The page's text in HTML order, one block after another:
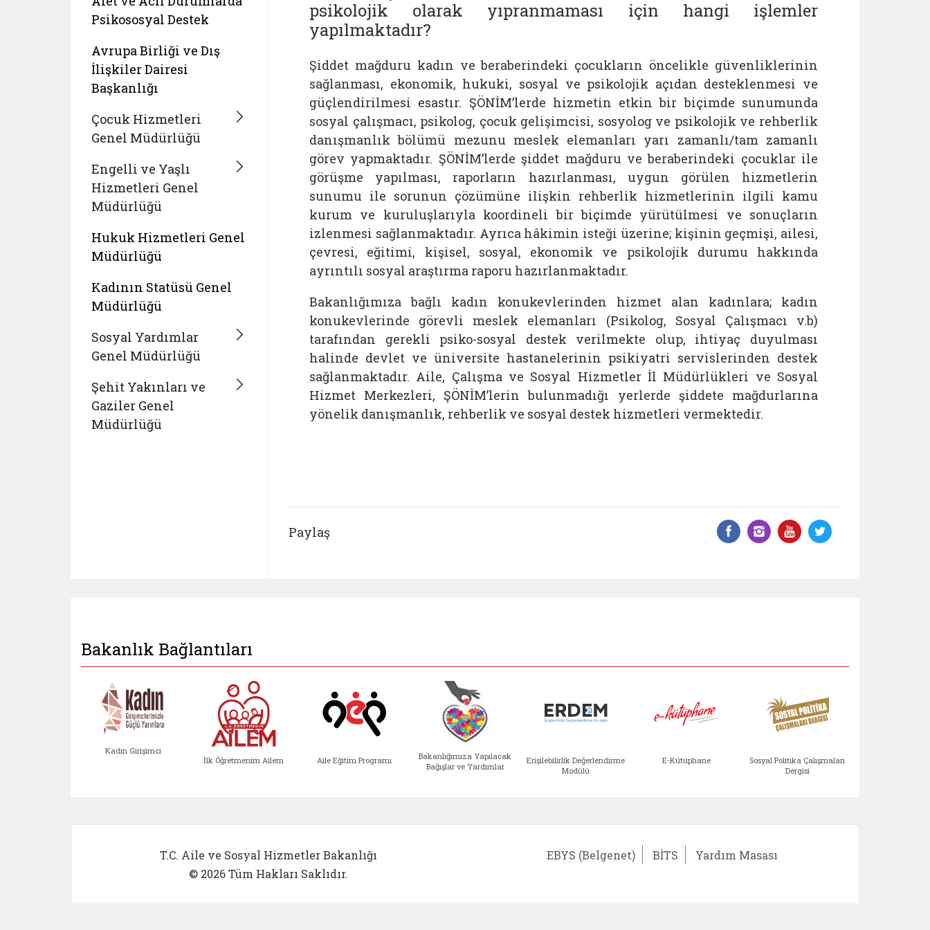
Psikososyal Destek
Avrupa Birliği ve Dış
İlişkiler Dairesi
Başkanlığı
Çocuk Hizmetleri
Genel Müdürlüğü
Engelli ve Yaşlı
Hizmetleri Genel
Müdürlüğü
Hukuk Hizmetleri Genel
Müdürlüğü
Kadının Statüsü Genel
Müdürlüğü
Sosyal Yardımlar
Genel Müdürlüğü
Şehit Yakınları ve
Gaziler Genel
Müdürlüğü
psikolojik olarak yıpranmaması için hangi işlemler
yapılmaktadır?
Şiddet mağduru kadın ve beraberindeki çocukların öncelikle güvenliklerinin
sağlanması, ekonomik, hukuki, sosyal ve psikolojik açıdan desteklenmesi ve
güçlendirilmesi esastır. ŞÖNİM’lerde hizmetin etkin bir biçimde sunumunda
sosyal çalışmacı, psikolog, çocuk gelişimcisi, sosyolog ve psikolojik ve rehberlik
danışmanlık bölümü mezunu meslek elemanları yarı zamanlı/tam zamanlı
görev yapmaktadır. ŞÖNİM’lerde şiddet mağduru ve beraberindeki çocuklar ile
görüşme yapılması, raporların hazırlanması, uygun görülen hizmetlerin
sunumu ile sorunun çözümüne ilişkin rehberlik hizmetlerinin ilgili kamu
kurum ve kuruluşlarıyla koordineli bir biçimde yürütülmesi ve sonuçların
izlenmesi sağlanmaktadır. Ayrıca hâkimin isteği üzerine; kişinin geçmişi, ailesi,
çevresi, eğitimi, kişisel, sosyal, ekonomik ve psikolojik durumu hakkında
ayrıntılı sosyal araştırma raporu hazırlanmaktadır.
Bakanlığımıza bağlı kadın konukevlerinden hizmet alan kadınlara; kadın
konukevlerinde görevli meslek elemanları (Psikolog, Sosyal Çalışmacı v.b)
tarafından gerekli psiko-sosyal destek verilmekte olup, ihtiyaç duyulması
halinde devlet ve üniversite hastanelerinin psikiyatri servislerinden destek
sağlanmaktadır. Aile, Çalışma ve Sosyal Hizmetler İl Müdürlükleri ve Sosyal
Hizmet Merkezleri, ŞÖNİM’lerin bulunmadığı yerlerde şiddete mağdurlarına
yönelik danışmanlık, rehberlik ve sosyal destek hizmetleri vermektedir.
Paylaş Facebook üzerinde paylaş
Instagram'da paylaş
YouTube
Twitter
Bakanlık Bağlantıları
Kadın Girişimci
İlk Öğretmenim Ailem Aile Eğitim Programı
Bakanlığımıza Yapılacak
Bağışlar ve Yardımlar
Erişilebilirlik Değerlendirme
Modülü
E-Kütüphane
Sosyal Politika Çalışmaları
Dergisi
T.C. Aile ve Sosyal Hizmetler Bakanlığı
© 2026 Tüm Hakları Saklıdır.
EBYS (Belgenet) BİTS Yardım Masası